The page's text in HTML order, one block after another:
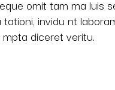
omit tam ma luis
invidu nt
diceret veritu.